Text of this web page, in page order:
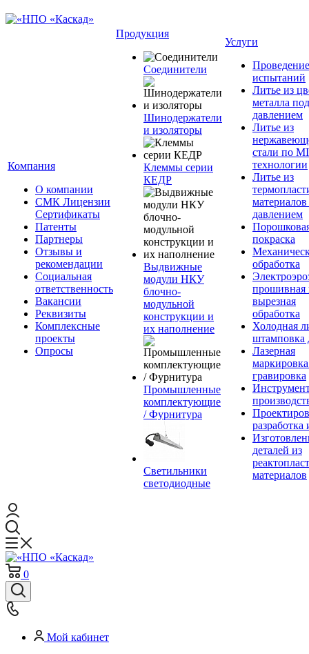
Компания
О компании
СМК Лицензии
Сертификаты
Патенты
Партнеры
Отзывы и
рекомендации
Социальная
ответственность
Вакансии
Реквизиты
Комплексные
проекты
Опросы
Продукция
Соединители
Шинодержатели
и изоляторы
Клеммы серии
КЕДР
Выдвижные
модули НКУ
блочно-
модульной
конструкции и
их наполнение
Промышленные
комплектующие
/ Фурнитура
Светильники
светодиодные
Услуги
Проведение
испытаний
Литье из
металла под
давлением
Литье из
стали по
технологии
Литье из
давлением
покраска
обработка
прошивная
вырезная
обработка
Холодная
штамповка
Лазерная
гравировка
разработка
деталей из
материалов
0
Мой кабинет